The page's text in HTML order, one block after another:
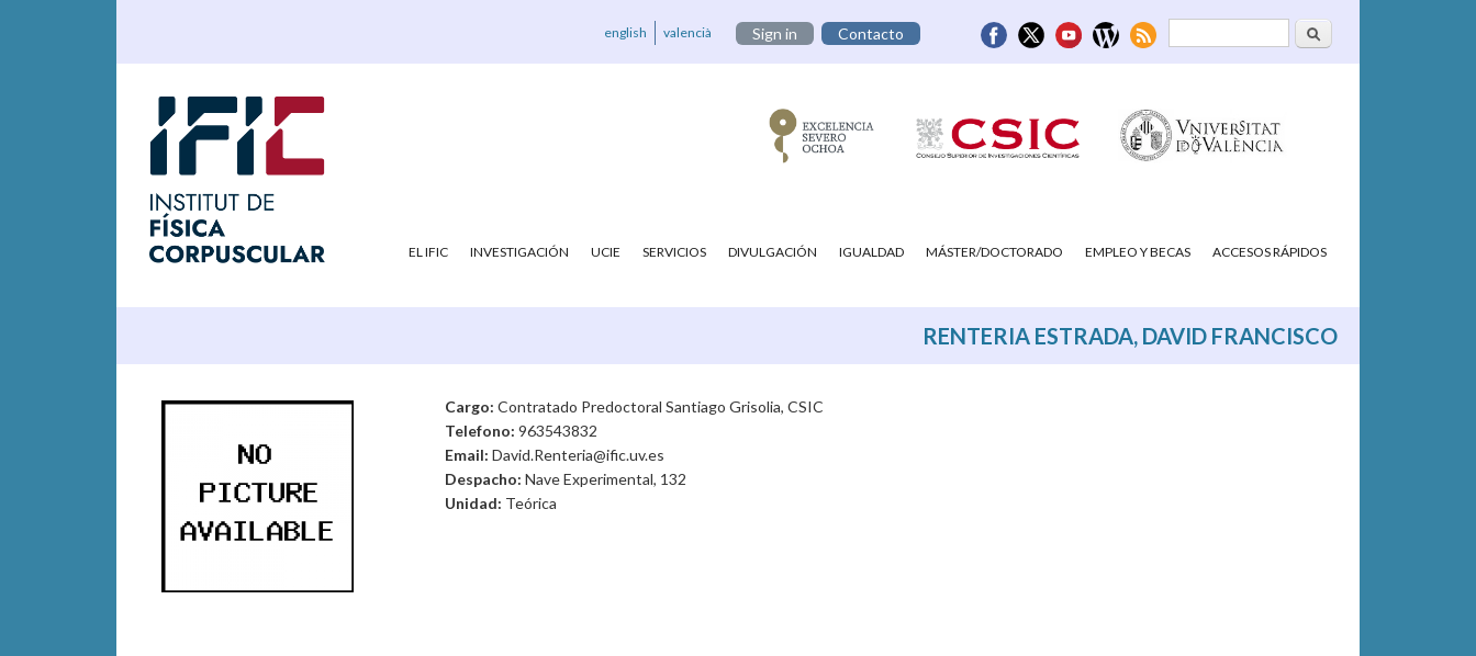
Formulario deBuscar
english valencià Sign in Contacto
EL IFIC INVESTIGACIÓN UCIE SERVICIOS DIVULGACIÓN IGUALDAD MÁSTER/DOCTORADO EMPLEO Y BECAS ACCESOS RÁPIDOS
RENTERIA ESTRADA, DAVID FRANCISCO
Cargo: Contratado Predoctoral Santiago Grisolia, CSIC
Telefono: 963543832
Email: David.Renteria@ific.uv.es
Despacho: Nave Experimental, 132
Unidad: Teórica